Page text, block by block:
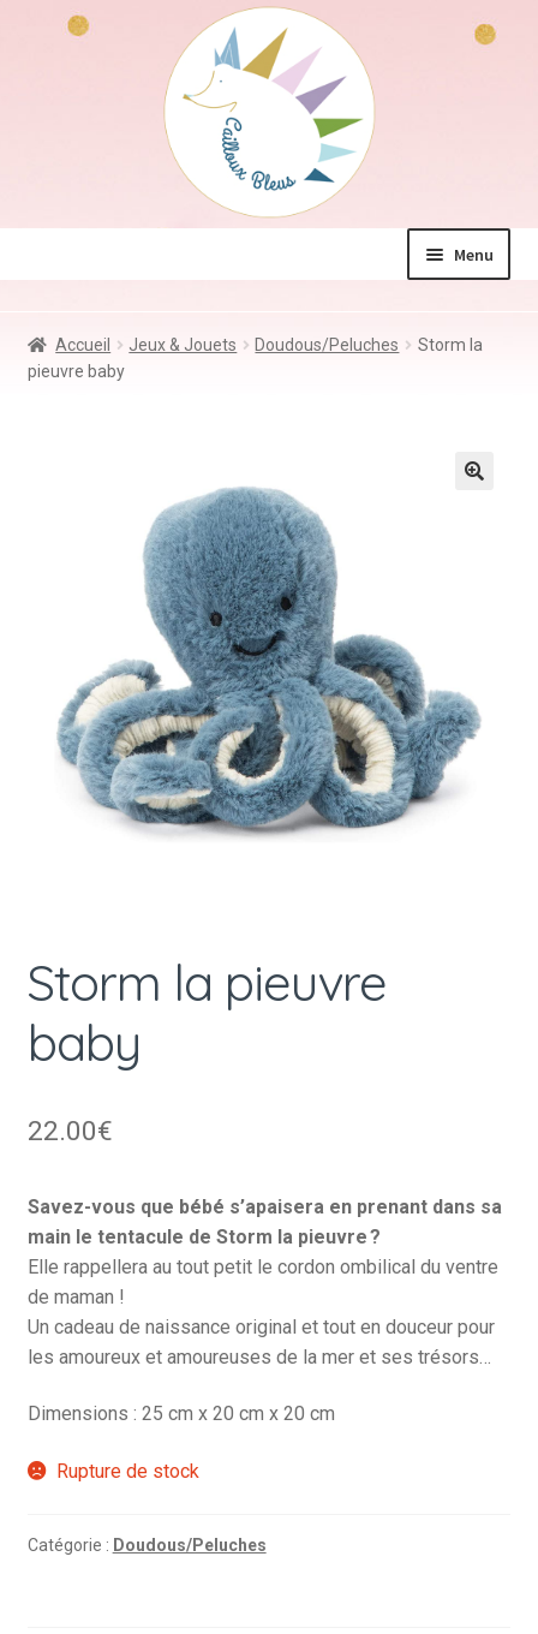
Menu
Jeux & Jouets
Accueil Jeux & Jouets Doudous/Peluches
Storm la
pieuvre baby
Storm la pieuvre
baby
22.00€
Savez-vous que bébé s’apaisera en prenant dans sa
main le tentacule de Storm la pieuvre ?
Elle rappellera au tout petit le cordon ombilical du ventre
de maman !
Un cadeau de naissance original et tout en douceur pour
les amoureux et amoureuses de la mer et ses trésors…
Dimensions : 25 cm x 20 cm x 20 cm
Rupture de stock
Catégorie : Doudous/Peluches